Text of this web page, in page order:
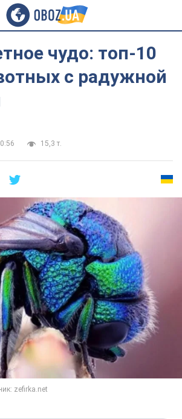
чудо: топ-10
с радужной
15,3 т.